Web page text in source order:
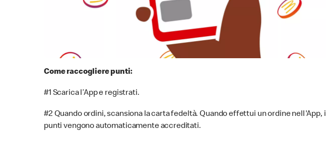
Come raccogliere punti:
#1 Scarica l’App e registrati.
#2 Quando ordini, scansiona la carta fedeltà. Quando effettui un ordine nell'App, i
punti vengono automaticamente accreditati.